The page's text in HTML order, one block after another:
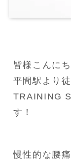
皆様こんにち
平間駅より
TRAINING
す！
慢性的な腰